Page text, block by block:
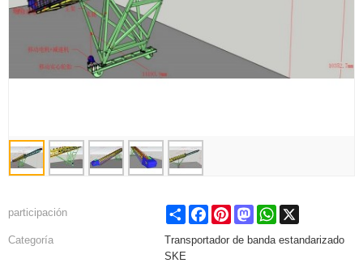
participación Share FacebookPinterestMastodonWhatsApp
Categoría
Transportador de banda estandarizado
SKE